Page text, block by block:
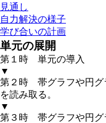
見通し
自力解決の様子
学び合いの計画
単元の展開
第１時 単元の導入
▼
第２時 帯グラフや円グ
を読み取る。
▼
第３時 帯グラフや円グ